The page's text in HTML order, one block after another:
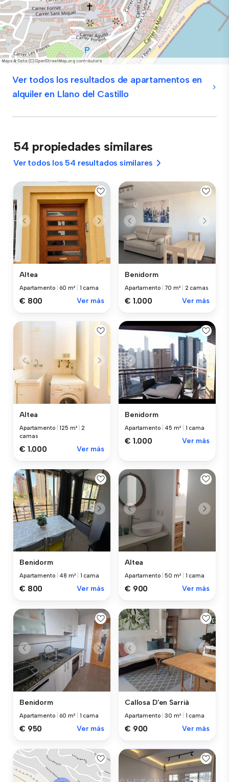
Ver todos los resultados de apartamentos en
alquiler en Llano del Castillo
54 propiedades similares
Ver todos los 54 resultados similares
Altea
Apartamento 60 m² 1 cama
€ 800 Ver más
Benidorm
Apartamento |70 m² 2 camas
€ 1.000 Ver más
Altea
Apartamento |125 m² |2
camas
€ 1.000 Ver más
Benidorm
Apartamento 45 m² 1 cama
€ 1.000 Ver más
Benidorm
Apartamento 48 m² 1 cama
€ 800 Ver más
Altea
Apartamento |50 m² 1 cama
€ 900 Ver más
Benidorm
Apartamento 60 m² 1 cama
€ 950 Ver más
Callosa D'en Sarrià
Apartamento |30 m² 1 cama
€ 900 Ver más